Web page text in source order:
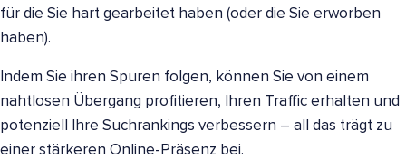
für die Sie hart gearbeitet haben (oder die Sie erworben
haben).
Indem Sie ihren Spuren folgen, können Sie von einem
nahtlosen Übergang profitieren, Ihren Traffic erhalten und
potenziell Ihre Suchrankings verbessern – all das trägt zu
einer stärkeren Online-Präsenz bei.